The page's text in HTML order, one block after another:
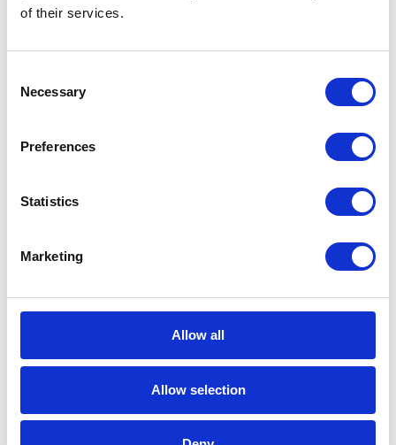
of their services.
Selection
Necessary
Preferences
Statistics
Marketing
Allow all
Allow selection
Firmy projektujące aplikacje webowe
aby tworzyć produkty, które są łatwo
niezależnie od ich indywidualnych potrzeb
29 KWI